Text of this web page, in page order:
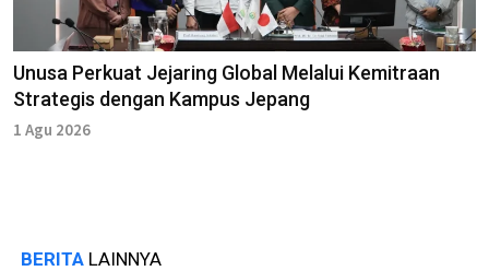
Unusa Perkuat Jejaring Global Melalui Kemitraan
Strategis dengan Kampus Jepang
1 Agu 2026
BERITA LAINNYA